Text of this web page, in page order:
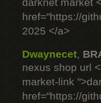
darknet market
href="https://
2025 </a>
Dwaynecet,
nexus shop url
market-link
href="https://